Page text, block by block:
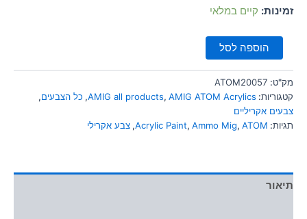
font_download סמן קישורים
כל
זמינות: קיים במלאי
הוספה לסל
מק"ט: ATOM20057
קטגוריות:
AMIG all products, AMIG ATOM Acrylics
, כל הצבעים,
צבעים אקריליים
תגיות:
Acrylic Paint, Ammo Mig, ATOM
, צבע אקרילי
תיאור